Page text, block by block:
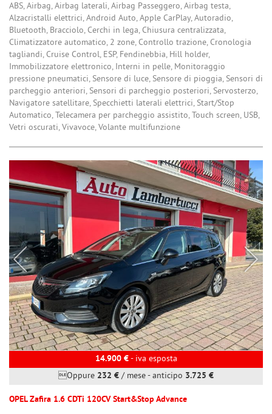
ABS, Airbag, Airbag laterali, Airbag Passeggero, Airbag testa,
Alzacristalli elettrici, Android Auto, Apple CarPlay, Autoradio,
Bluetooth, Bracciolo, Cerchi in lega, Chiusura centralizzata,
Climatizzatore automatico, 2 zone, Controllo trazione, Cronologia
tagliandi, Cruise Control, ESP, Fendinebbia, Hill holder,
Immobilizzatore elettronico, Interni in pelle, Monitoraggio
pressione pneumatici, Sensore di luce, Sensore di pioggia, Sensori di
parcheggio anteriori, Sensori di parcheggio posteriori, Servosterzo,
Navigatore satellitare, Specchietti laterali elettrici, Start/Stop
Automatico, Telecamera per parcheggio assistito, Touch screen, USB,
Vetri oscurati, Vivavoce, Volante multifunzione
14.900 €- iva esposta
Oppure 232 € / mese-anticipo 3.725 €
OPEL Zafira 1.6 CDTi 120CV Start&Stop Advance